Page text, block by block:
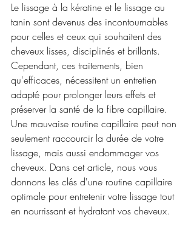
Le lissage à la kératine et le lissage au
tanin sont devenus des incontournables
pour celles et ceux qui souhaitent des
cheveux lisses, disciplinés et brillants.
Cependant, ces traitements, bien
qu'efficaces, nécessitent un entretien
adapté pour prolonger leurs effets et
préserver la santé de la fibre capillaire.
Une mauvaise routine capillaire peut non
seulement raccourcir la durée de votre
lissage, mais aussi endommager vos
cheveux. Dans cet article, nous vous
donnons les clés d'une routine capillaire
optimale pour entretenir votre lissage tout
en nourrissant et hydratant vos cheveux.